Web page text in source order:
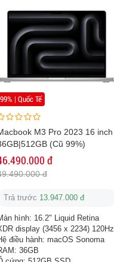
99% | Quốc Tế
M3 Pro 2023 16 inch
(Cũ 99%)
đ
đ
Trả trước 13.947.000 đ
hình: 16.2" Liquid Retina
display (3456 x 2234) 120Hz
điều hành: macOS Sonoma
36GB